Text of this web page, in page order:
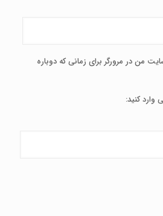
من در مرورگر برای زمانی که دوباره
وارد کنید: